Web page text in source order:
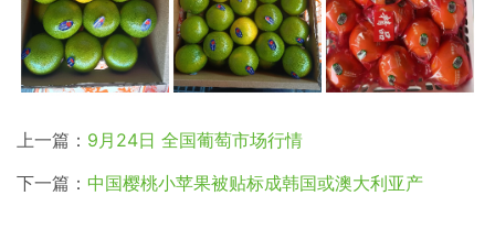
上一篇： 9月24日 全国葡萄市场行情
下一篇： 中国樱桃小苹果被贴标成韩国或澳大利亚产